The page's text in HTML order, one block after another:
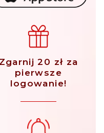
Zgarnij 20 zł za
pierwsze
logowanie!